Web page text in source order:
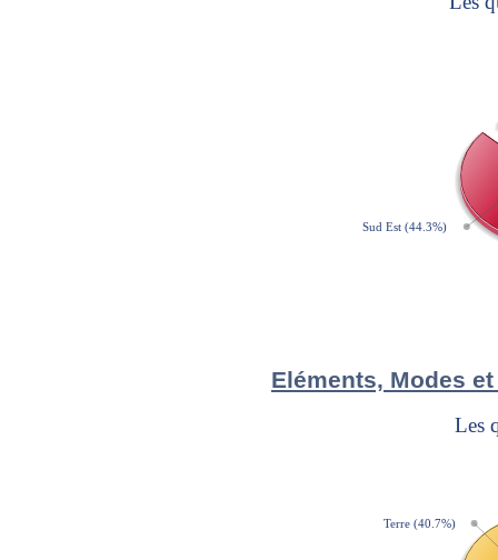
Eléments, Modes